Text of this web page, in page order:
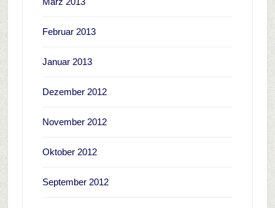
Februar 2013
Januar 2013
Dezember 2012
November 2012
Oktober 2012
September 2012